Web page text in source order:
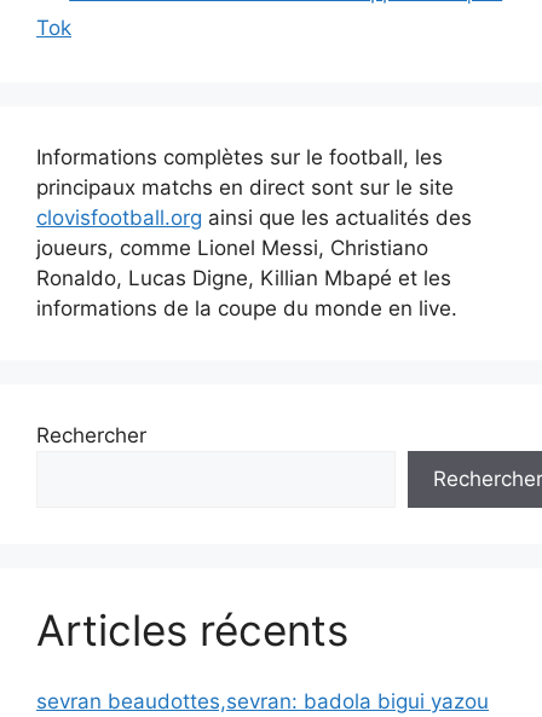
Tok
Informations complètes sur le football, les
principaux matchs en direct sont sur le site
clovisfootball.org ainsi que les actualités des
joueurs, comme Lionel Messi, Christiano
Ronaldo, Lucas Digne, Killian Mbapé et les
informations de la coupe du monde en live.
Rechercher
Rechercher
Articles récents
sevran beaudottes,sevran: badola bigui yazou